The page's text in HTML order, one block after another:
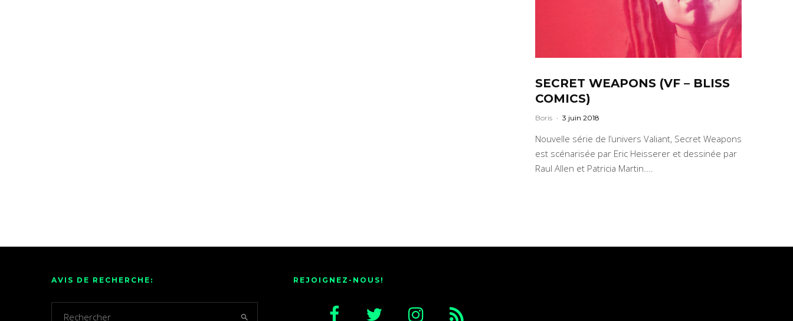
SECRET WEAPONS (VF – BLISS
COMICS)
Boris · 3 juin 2018
Nouvelle série de l’univers Valiant, Secret Weapons
est scénarisée par Eric Heisserer et dessinée par
Raul Allen et Patricia Martin....
AVIS DE RECHERCHE: REJOIGNEZ-NOUS!